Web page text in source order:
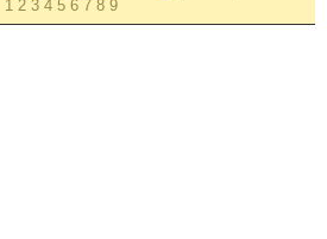
1 2 3 4 5 6 7 8 9